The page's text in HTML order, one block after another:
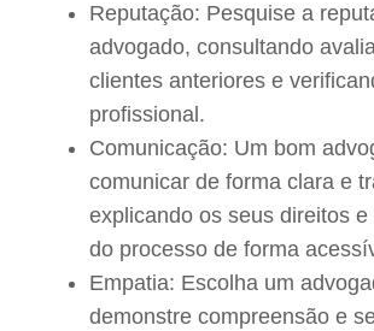
Reputação: Pesquise a
advogado, consultando
clientes anteriores e
profissional.
Comunicação: Um bom
comunicar de forma clara e
explicando os seus direitos
do processo de forma
Empatia: Escolha um
demonstre compreensão e